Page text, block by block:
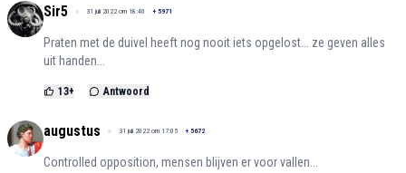
Sir5 31 juli 2022 om 18:40 + 5971
Praten met de duivel heeft nog nooit iets opgelost... ze geven alles
uit handen...
13+ Antwoord
augustus 31 juli 2022 om 17:05 + 5672
Controlled opposition, mensen blijven er voor vallen...